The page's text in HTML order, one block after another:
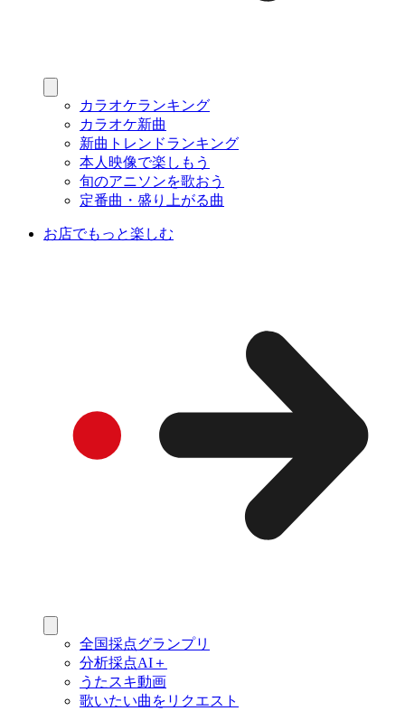
カラオケランキング
カラオケ新曲
新曲トレンドランキング
本人映像で楽しもう
旬のアニソンを歌おう
定番曲・盛り上がる曲
お店でもっと楽しむ
全国採点グランプリ
分析採点AI＋
うたスキ動画
歌いたい曲をリクエスト